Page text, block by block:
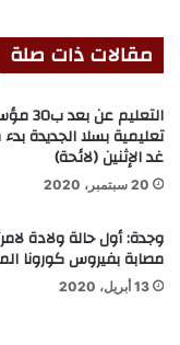
مقالات ذات صلة
التعليم
تعليمية بسلا الجديدة
غد الإثنين (لائحة)
20 سبتمبر، 2020
وجدة: أول حالة ولادة
مصابة بفيروس كورونا
13 أبريل، 2020